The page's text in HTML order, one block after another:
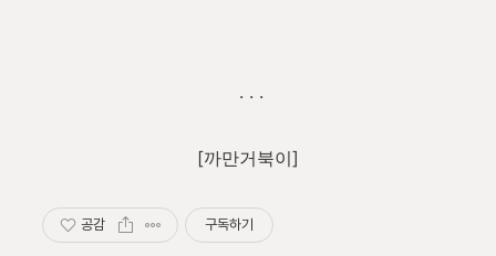
. . .
[까만거북이]
공감 구독하기